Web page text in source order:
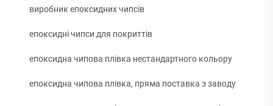
виробник епоксидних чипсів
епоксидні чипси для покриттів
епоксидна чипова плівка нестандартного кольору
епоксидна чипова плівка, пряма поставка з заводу